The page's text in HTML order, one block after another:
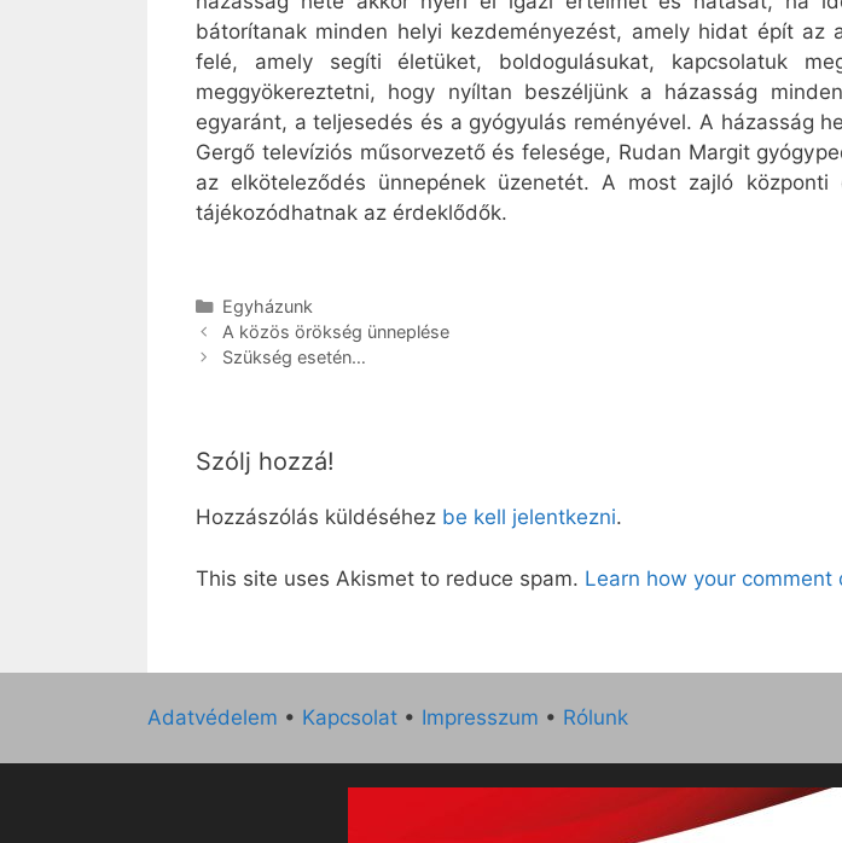
bátorítanak minden helyi kezdeményezést, amely hidat épít
felé, amely segíti életüket, boldogulásukat, kapcsolatuk
meggyökereztetni, hogy nyíltan beszéljünk a házasság
egyaránt, a teljesedés és a gyógyulás reményével. A házasság
Gergő televíziós műsorvezető és felesége, Rudan Margit
az elköteleződés ünnepének üzenetét. A most zajló
tájékozódhatnak az érdeklődők.
Kategória
Egyházunk
A közös örökség ünneplése
Szükség esetén…
Szólj hozzá!
Hozzászólás küldéséhez be kell jelentkezni.
This site uses Akismet to reduce spam. Learn how your comment
Adatvédelem • Kapcsolat • Impresszum • Rólunk